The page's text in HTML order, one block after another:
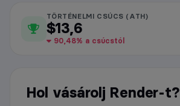
TÖRTÉNELMI CSÚCS (ATH)
$13,6
90,48% a csúcstól
Hol vásárolj Render-t?